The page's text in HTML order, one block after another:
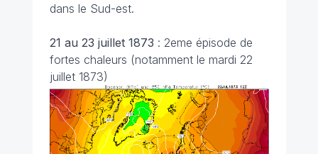
dans le Sud-est.
21 au 23 juillet 1873 : 2eme épisode de
fortes chaleurs (notamment le mardi 22
juillet 1873)